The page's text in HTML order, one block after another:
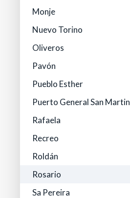
Monje
Nuevo Torino
Oliveros
Pavón
Pueblo Esther
Puerto General San Martin
Rafaela
Recreo
Roldán
Rosario
Sa Pereira